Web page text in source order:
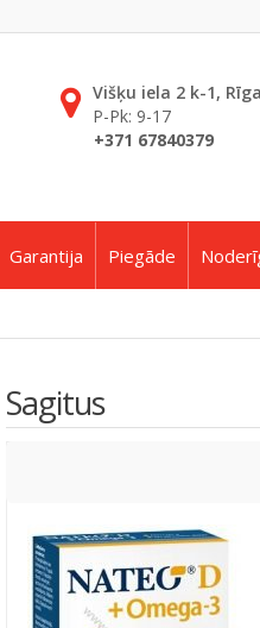
Višķu iela 2 k-1,
P-Pk: 9-17
+371 67840379
Garantija Piegāde
Sagitus